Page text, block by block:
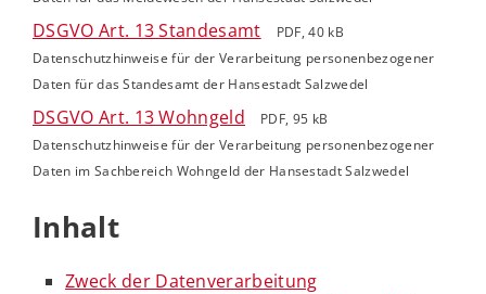
DSGVO Art. 13 Standesamt
PDF, 40 kB
Datenschutzhinweise für der Verarbeitung personenbezogener
Daten für das Standesamt der Hansestadt Salzwedel
DSGVO Art. 13 Wohngeld
PDF, 95 kB
Datenschutzhinweise für der Verarbeitung personenbezogener
Daten im Sachbereich Wohngeld der Hansestadt Salzwedel
Inhalt
Zweck der Datenverarbeitung